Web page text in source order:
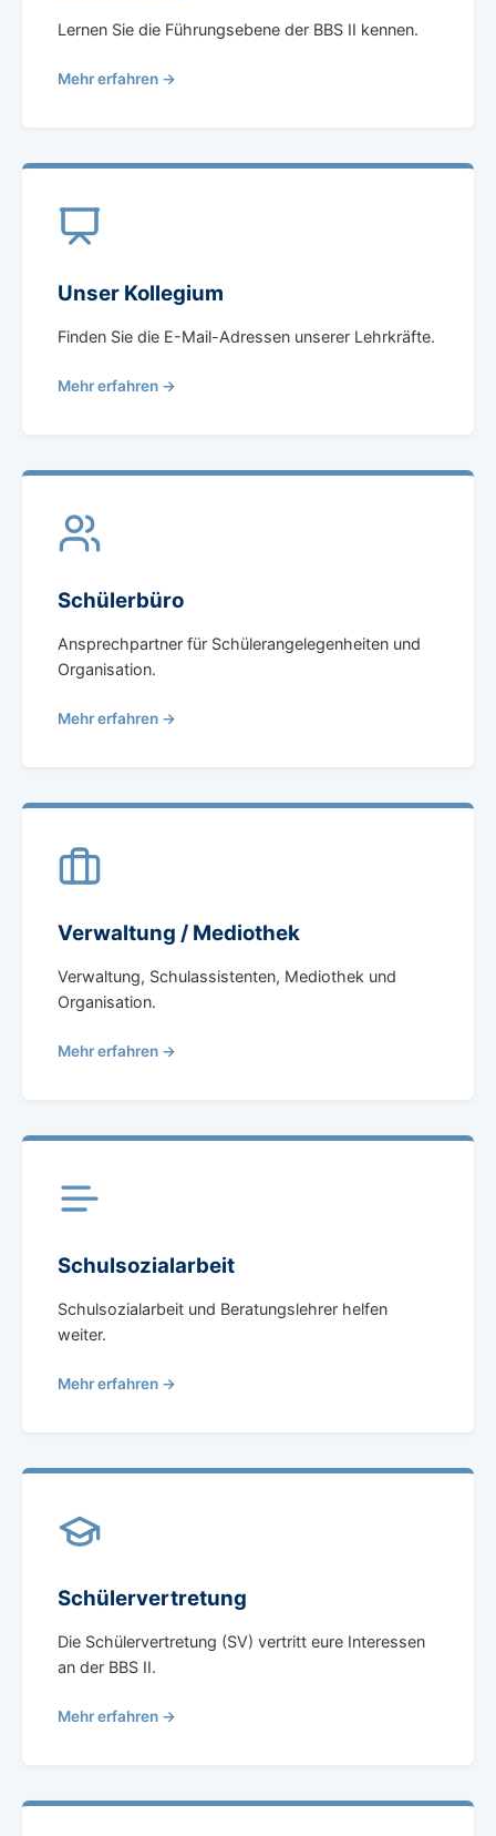
Lernen Sie die Führungsebene der BBS II kennen.
Mehr erfahren →
Unser Kollegium
Finden Sie die E-Mail-Adressen unserer Lehrkräfte.
Mehr erfahren →
Schülerbüro
Ansprechpartner für Schülerangelegenheiten und
Organisation.
Mehr erfahren →
Verwaltung / Mediothek
Verwaltung, Schulassistenten, Mediothek und
Organisation.
Mehr erfahren →
Schulsozialarbeit
Schulsozialarbeit und Beratungslehrer helfen
weiter.
Mehr erfahren →
Schülervertretung
Die Schülervertretung (SV) vertritt eure Interessen
an der BBS II.
Mehr erfahren →